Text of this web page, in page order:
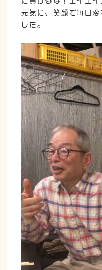
元気に、笑顔で毎日
した。